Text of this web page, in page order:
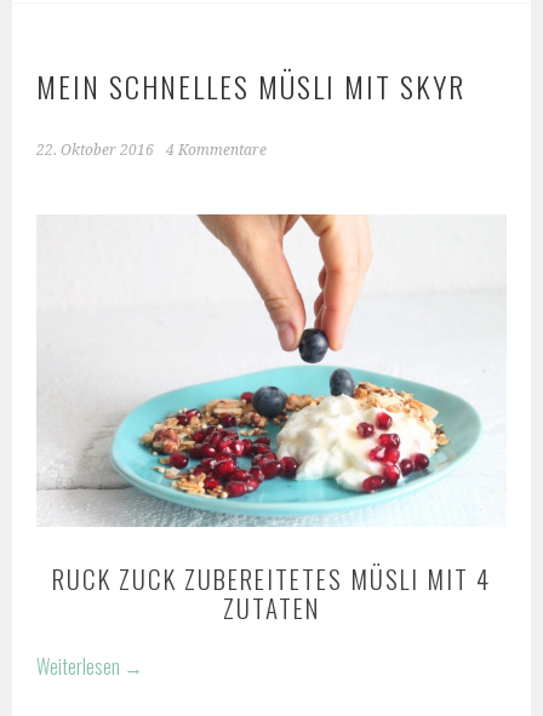
MEIN SCHNELLES MÜSLI MIT SKYR
22. Oktober 2016 4 Kommentare
RUCK ZUCK ZUBEREITETES MÜSLI MIT 4
ZUTATEN
Weiterlesen →